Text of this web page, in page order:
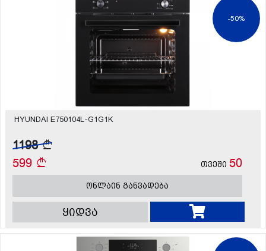
-50%
HYUNDAI E750104L-G1G1K
1198
599
თვეში 50
ონლაინ განვადება
ყიდვა